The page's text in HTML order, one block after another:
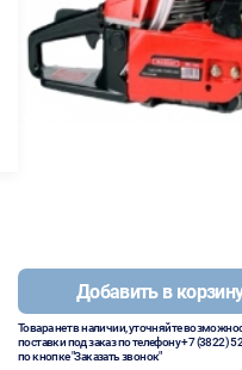
Добавить в
Товара нет в наличии, уточняйте
поставки под заказ по телефону+7 (3822)
по кнопке "Заказать звонок"